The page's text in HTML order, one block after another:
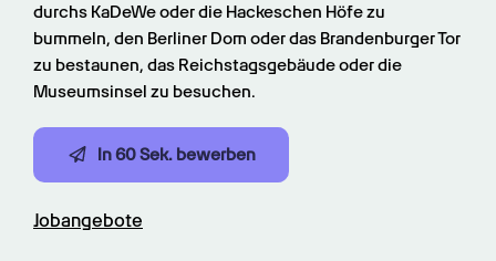
durchs KaDeWe oder die Hackeschen Höfe zu
bummeln, den Berliner Dom oder das Brandenburger Tor
zu bestaunen, das Reichstagsgebäude oder die
Museumsinsel zu besuchen.
In 60 Sek. bewerben
Jobangebote